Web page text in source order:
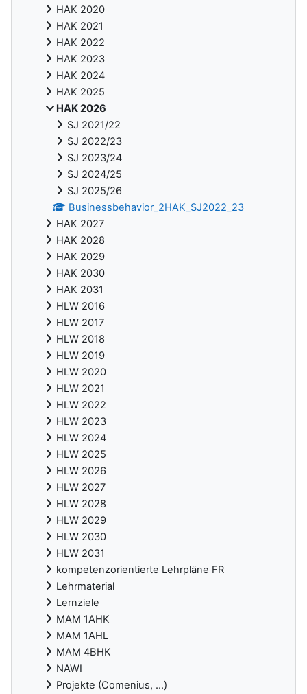
HAK 2020
HAK 2021
HAK 2022
HAK 2023
HAK 2024
HAK 2025
HAK 2026
SJ 2021/22
SJ 2022/23
SJ 2023/24
SJ 2024/25
SJ 2025/26
Businessbehavior_2HAK_SJ2022_23
HAK 2027
HAK 2028
HAK 2029
HAK 2030
HAK 2031
HLW 2016
HLW 2017
HLW 2018
HLW 2019
HLW 2020
HLW 2021
HLW 2022
HLW 2023
HLW 2024
HLW 2025
HLW 2026
HLW 2027
HLW 2028
HLW 2029
HLW 2030
HLW 2031
kompetenzorientierte Lehrpläne FR
Lehrmaterial
Lernziele
MAM 1AHK
MAM 1AHL
MAM 4BHK
NAWI
Projekte (Comenius, ...)